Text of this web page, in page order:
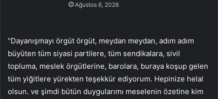
Ağustos 6, 2026
“Dayanışmayı örgüt örgüt, meydan meydan, adım adım
büyüten tüm siyasi partilere, tüm sendikalara, sivil
topluma, meslek örgütlerine, barolara, buraya koşup gelen
tüm yiğitlere yürekten teşekkür ediyorum. Hepinize helal
olsun. ve şimdi bütün duygularımı meselenin özetine kim